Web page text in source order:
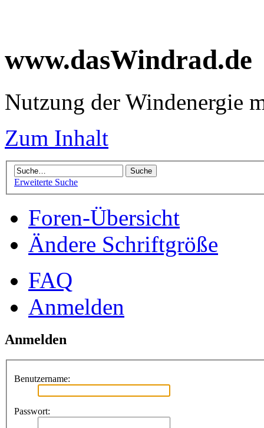
www.dasWindrad.de
Nutzung der Windenergie
Zum Inhalt
Erweiterte Suche
Foren-Übersicht
Ändere Schriftgröße
FAQ
Anmelden
Anmelden
Benutzername:
Passwort: